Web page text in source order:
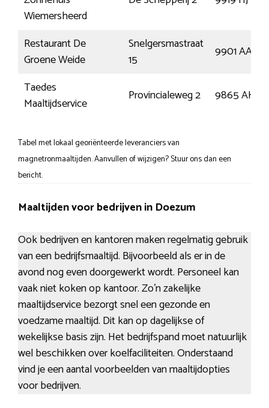
Wiemersheerd
Restaurant De
Groene Weide
Snelgersmastraat
15
9901 AA
Taedes
Maaltijdservice
Provincialeweg 2 9865 AH
Tabel met lokaal georiënteerde leveranciers van
magnetronmaaltijden. Aanvullen of wijzigen? Stuur ons dan een
bericht.
Maaltijden voor bedrijven in Doezum
Ook bedrijven en kantoren maken regelmatig gebruik
van een bedrijfsmaaltijd. Bijvoorbeeld als er in de
avond nog even doorgewerkt wordt. Personeel kan
vaak niet koken op kantoor. Zo’n zakelijke
maaltijdservice bezorgt snel een gezonde en
voedzame maaltijd. Dit kan op dagelijkse of
wekelijkse basis zijn. Het bedrijfspand moet natuurlijk
wel beschikken over koelfaciliteiten. Onderstaand
vind je een aantal voorbeelden van maaltijdopties
voor bedrijven.